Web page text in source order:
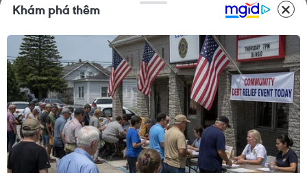
Khám phá thêm